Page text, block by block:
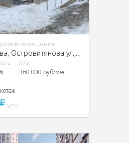
помещение
ЮЗАО, г. Москва, Островитянова ул., 21
МАП
360 000 руб/мес
pуб
УСН